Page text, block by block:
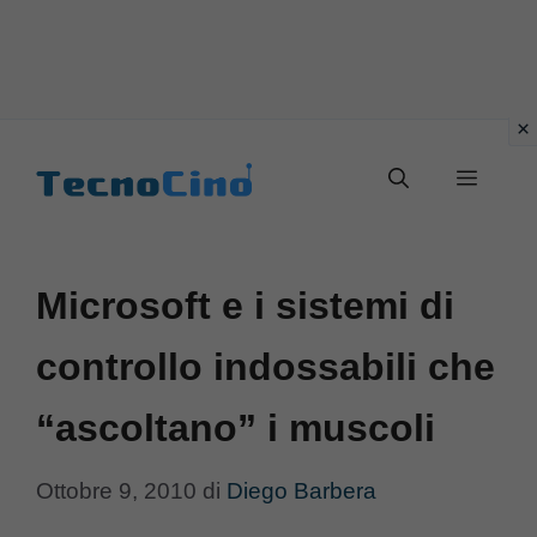
Menu
Microsoft e i sistemi di
controllo indossabili che
“ascoltano” i muscoli
Ottobre 9, 2010 di Diego Barbera